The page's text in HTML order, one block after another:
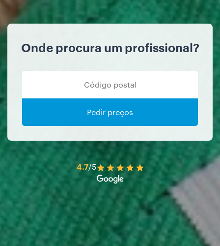
Onde procura um profissional?
Pedir preços
4.7/5